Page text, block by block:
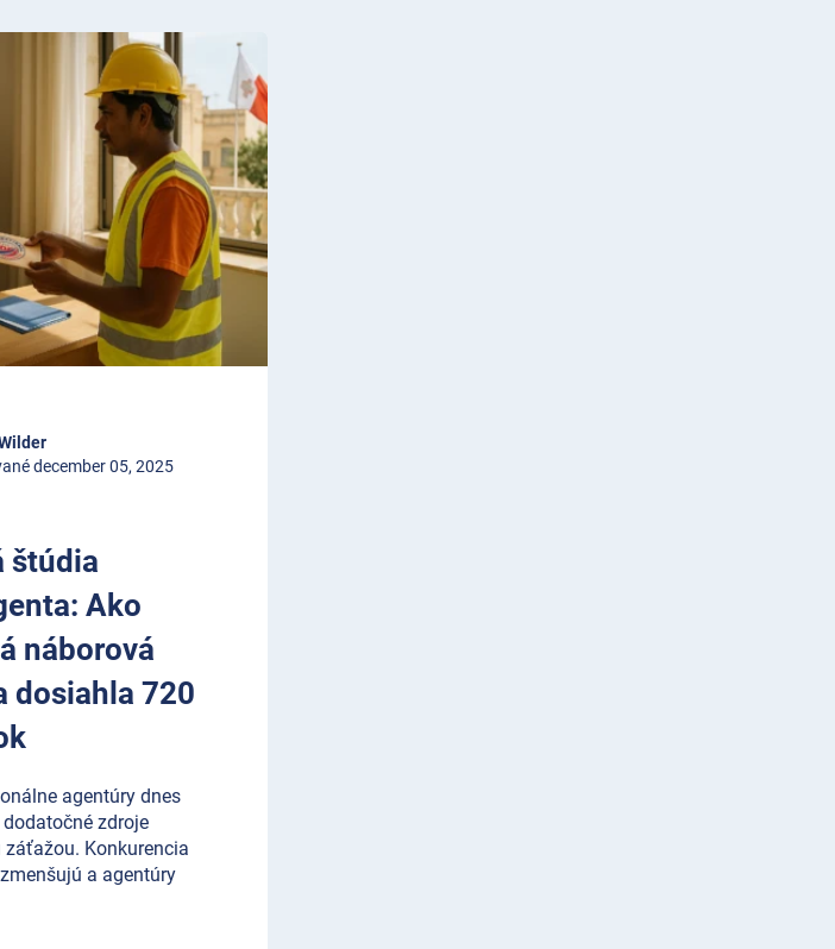
december 05, 2025
štúdia
Ako
náborová
dosiahla 720
agentúry dnes
zdroje
Konkurencia
a agentúry